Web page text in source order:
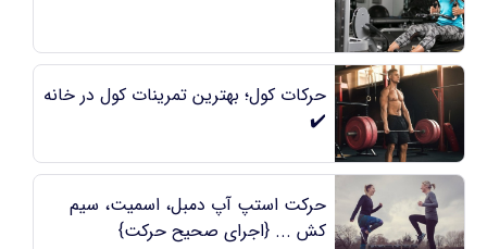
حرکات کول؛ بهترین تمرینات کول در خانه
✔️
حرکت استپ آپ دمبل،‌ اسمیت،‌ سیم
کش ... {اجرای صحیح حرکت}